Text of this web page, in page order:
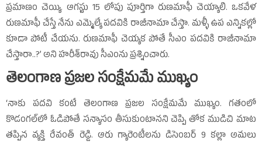
ప్రమాణం చెయ్యి. ఆగస్టు 15 లోపు పూర్తిగా రుణమాఫీ చెయ్యాలి. ఒకవేళ
రుణమాఫీ చేస్తే నేను ఎమ్మెల్యే పదవికి రాజీనామా చేస్తా. మళ్ళీ ఉప ఎన్నికల్లో
కూడా పోటీ చేయను. రుణమాఫీ చెయ్యక పోతే సీఎం పదవికి రాజీనామా
చేస్తారా..?’ అని హరీశ్‌రావు సీఎంను ప్రశ్నించారు.
తెలంగాణ ప్రజల సంక్షేమమే ముఖ్యం
‘నాకు పదవి కంటే తెలంగాణ ప్రజల సంక్షేమమే ముఖ్యం. గతంలో
కొడంగల్‌లో ఓడిపోతే సన్యాసం తీసుకుంటానని చెప్పి తోక ముడిచి మాట
తప్పిన వ్యక్తి రేవంత్‌ రెడ్డి. ఆరు గ్యారెంటీలను డిసెంబర్‌ 9 కల్లా అమలు